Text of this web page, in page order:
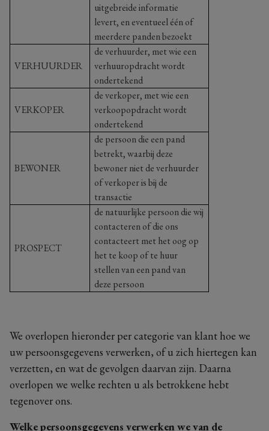
uitgebreide informatie
levert, en eventueel één of
meerdere panden bezoekt
VERHUURDER
de verhuurder, met wie een
verhuuropdracht wordt
ondertekend
VERKOPER
de verkoper, met wie een
verkoopopdracht wordt
ondertekend
BEWONER
de persoon die een pand
betrekt, waarbij deze
bewoner niet de verhuurder
of verkoper is bij de
transactie
PROSPECT
de natuurlijke persoon die wij
contacteren of die ons
contacteert met het oog op
het te koop of te huur
stellen van een pand van
deze persoon
We overlopen hieronder per categorie van klant hoe we
uw persoonsgegevens verwerken, of u zich hiertegen kan
verzetten, en wat de gevolgen daarvan zijn. Daarna
overlopen we welke rechten u als betrokkene hebt
tegenover ons.
Welke persoonsgegevens verwerken we van de